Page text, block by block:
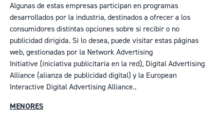
Algunas de estas empresas participan en programas
desarrollados por la industria, destinados a ofrecer a los
consumidores distintas opciones sobre si recibir o no
publicidad dirigida. Si lo desea, puede visitar estas páginas
web, gestionadas por la Network Advertising
Initiative (iniciativa publicitaria en la red), Digital Advertising
Alliance (alianza de publicidad digital) y la European
Interactive Digital Advertising Alliance..
MENORES